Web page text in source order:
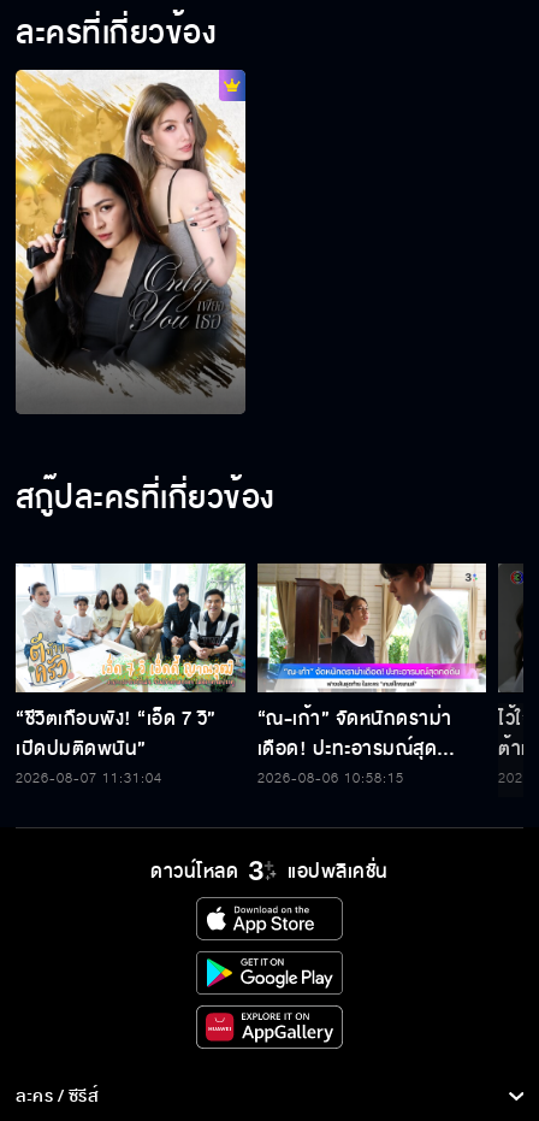
ละครที่เกี่ยวข้อง
สกู๊ปละครที่เกี่ยวข้อง
“ชีวิตเกือบพัง! “เอ็ด 7 วิ”
เปิดปมติดพนัน”
2026-08-07 11:31:04
“ณ-เก้า” จัดหนักดราม่า
เดือด! ปะทะอารมณ์สุด
กดดัน ฟางเส้นสุดท้าย ใน
2026-08-06 10:58:15
ไว้ใ
ต้าห์
ดาวน์โหลด แอปพลิเคชั่น
ละคร / ซีรีส์